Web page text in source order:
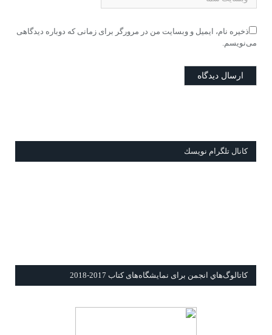
ذخیره نام، ایمیل و وبسایت من در مرورگر برای زمانی که دوباره دیدگاهی
می‌نویسم.
كانال تلگرام نويسك
كاتالوگ‌هاي انجمن برای نمايشگاه‌های كتاب 2017-2018